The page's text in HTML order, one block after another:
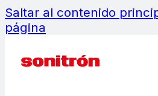
Saltar al contenido
página